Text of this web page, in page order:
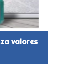
valores